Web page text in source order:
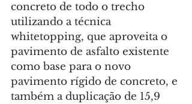
concreto de todo o trecho
utilizando a técnica
whitetopping, que aproveita o
pavimento de asfalto existente
como base para o novo
pavimento rígido de concreto, e
também a duplicação de 15,9